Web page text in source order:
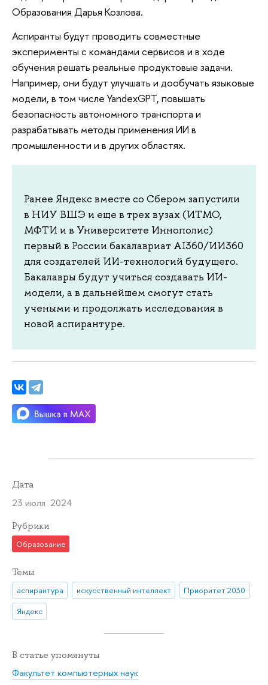
Образования Дарья Козлова.
Аспиранты будут проводить совместные
эксперименты с командами сервисов и в ходе
обучения решать реальные продуктовые задачи.
Например, они будут улучшать и дообучать языковые
модели, в том числе YandexGPT, повышать
безопасность автономного транспорта и
разрабатывать методы применения ИИ в
промышленности и в других областях.
Ранее Яндекс вместе со Сбером запустили
в НИУ ВШЭ и еще в трех вузах (ИТМО,
МФТИ и в Университете Иннополис)
первый в России бакалавриат AI360/ИИ360
для создателей ИИ-технологий будущего.
Бакалавры будут учиться создавать ИИ-
модели, а в дальнейшем смогут стать
учеными и продолжать исследования в
новой аспирантуре.
Дата
23 июля 2024
Рубрики
Образование
Темы
аспирантура искусственный интеллект
Приоритет 2030
Яндекс
В статье упомянуты
Факультет компьютерных наук